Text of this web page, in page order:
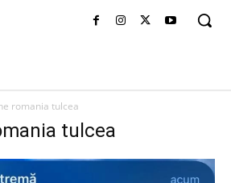
romania tulcea
tulcea